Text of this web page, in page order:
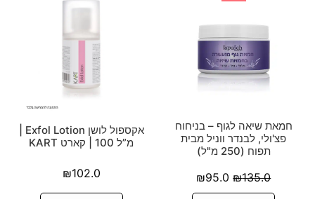
חמאת שיאה לגוף – בניחוח
פצ'ולי, לבנדר ווניל מבית
תפוח (250 מ"ל)
₪135.0
₪95.0
מ”ל 100 | קארט KART
₪102.0